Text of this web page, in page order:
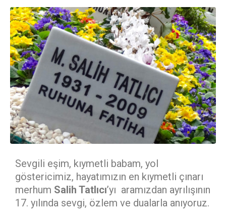
Sevgili eşim, kıymetli babam, yol
göstericimiz, hayatımızın en kıymetli çınarı
merhum Salih Tatlıcı’yı aramızdan ayrılışının
17. yılında sevgi, özlem ve dualarla anıyoruz.